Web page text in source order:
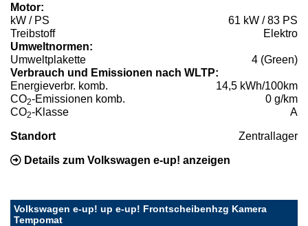
Motor:
kW / PS
61 kW / 83 PS
Treibstoff
Elektro
Umweltnormen:
Umweltplakette
4 (Green)
Verbrauch und Emissionen nach WLTP:
Energieverbr. komb.
14,5 kWh/100km
CO2-Emissionen komb.
0 g/km
CO2-Klasse A
Standort Zentrallager
Details zum Volkswagen e-up! anzeigen
Volkswagen e-up! up e-up! Frontscheibenhzg Kamera
Tempomat